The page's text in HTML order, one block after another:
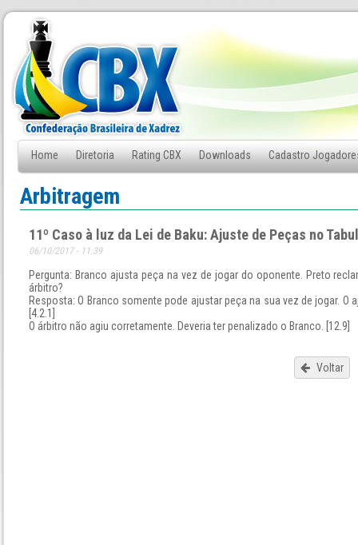
Home Diretoria Rating CBX Downloads Cadastro
Fale Conosco
Arbitragem
11º Caso à luz da Lei de Baku: Ajuste de Peças no
06/10/2017 - 11:39
Pergunta: Branco ajusta peça na vez de jogar do oponente. Preto
árbitro?
Resposta: O Branco somente pode ajustar peça na sua vez de jogar.
[4.2.1]
O árbitro não agiu corretamente. Deveria ter penalizado o Branco. [12.9]
Voltar